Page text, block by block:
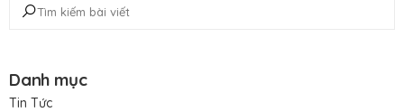
Danh mục
Tin Tức